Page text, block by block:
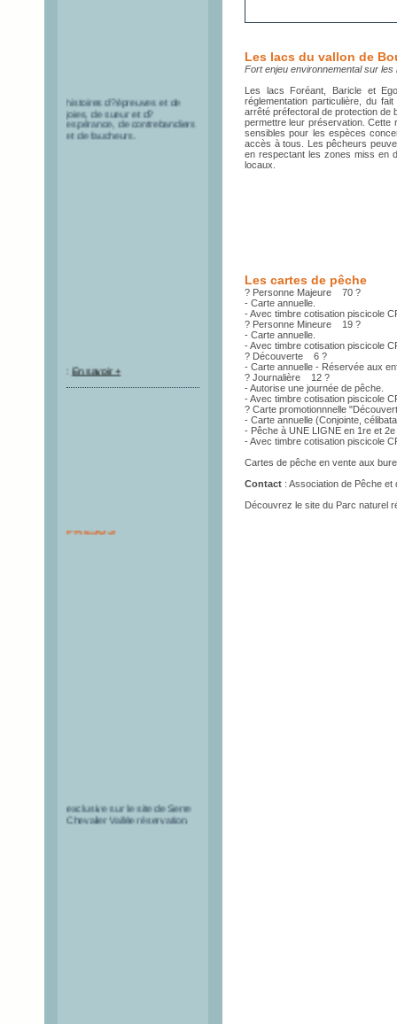
histoires d?épreuves et de
joies, de sueur et d?
espérance, de contrebandiers
et de faucheurs.
exclusive sur le site de Serre
Chevalier Vallée réservation.
Les lacs du vallon de
Fort enjeu environnemental sur les
Les lacs Foréant, Baricle et
réglementation particulière, du
arrêté préfectoral de protection de
permettre leur préservation. Cette
sensibles pour les espèces
accès à tous. Les pêcheurs
en respectant les zones miss en
locaux.
Les cartes de pêche
? Personne Majeure 70 ?
- Carte annuelle.
- Avec timbre cotisation piscicole
? Personne Mineure 19 ?
- Carte annuelle.
- Avec timbre cotisation piscicole
? Découverte 6 ?
- Carte annuelle - Réservée aux
? Journalière 12 ?
- Autorise une journée de pêche.
- Avec timbre cotisation piscicole
? Carte promotionnnelle
- Carte annuelle (Conjointe,
- Pêche à UNE LIGNE en 1re et
- Avec timbre cotisation piscicole
Cartes de pêche en vente aux
Contact : Association de Pêche et
Découvrez le site du Parc naturel